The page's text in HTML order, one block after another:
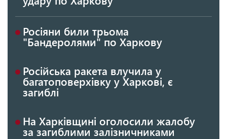
Росіяни били трьома
"Бандеролями" по Харкову
Російська ракета влучила у
багатоповерхівку у Харкові, є
загиблі
На Харківщині оголосили жалобу
за загиблими залізничниками